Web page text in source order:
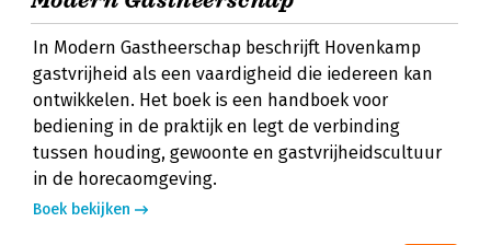
In Modern Gastheerschap beschrijft Hovenkamp
gastvrijheid als een vaardigheid die iedereen kan
ontwikkelen. Het boek is een handboek voor
bediening in de praktijk en legt de verbinding
tussen houding, gewoonte en gastvrijheidscultuur
in de horecaomgeving.
Boek bekijken